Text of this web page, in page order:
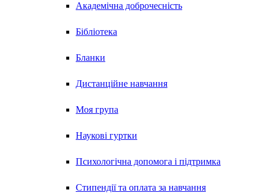
Академічна доброчесність
Бібліотека
Бланки
Дистанційне навчання
Моя група
Наукові гуртки
Психологічна допомога і підтримка
Стипендії та оплата за навчання